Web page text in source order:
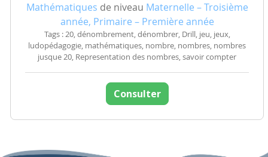
Mathématiques de niveau Maternelle – Troisième
année, Primaire – Première année
Tags : 20, dénombrement, dénombrer, Drill, jeu, jeux,
ludopédagogie, mathématiques, nombre, nombres, nombres
jusque 20, Representation des nombres, savoir compter
Consulter